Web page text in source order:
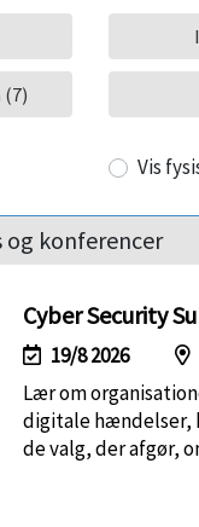
Vis
og konferencer
Cyber Security
19/8 2026
Lær om
digitale hændelser,
de valg, der afgør,